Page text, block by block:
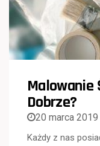
Malowanie
Dobrze?
20 marca 2019
Każdy z nas